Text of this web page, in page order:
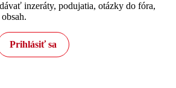
inzeráty, podujatia, otázky do fóra,
Prihlásiť sa